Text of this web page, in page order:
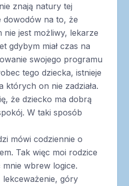
znają natury tej
dowodów na to, że
nie jest możliwy, lekarze
gdybym miał czas na
swojego programu
tego dziecka, istnieje
których on nie zadziała.
że dziecko ma dobrą
W taki sposób
mówi codziennie o
Tak więc moi rodzice
wbrew logice.
góry